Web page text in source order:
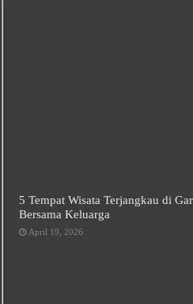
5 Tempat Wisata Terjangkau di
Bersama Keluarga
April 19, 2026